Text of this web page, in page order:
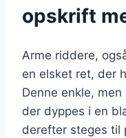
opskrift
Arme riddere,
en elsket ret, der
Denne enkle,
der dyppes i en
derefter steges til